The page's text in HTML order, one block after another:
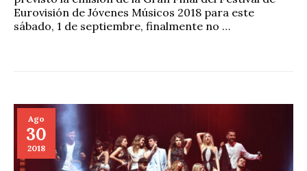
Eurovisión de Jóvenes Músicos 2018 para este
sábado, 1 de septiembre, finalmente no …
Ago
30
2018